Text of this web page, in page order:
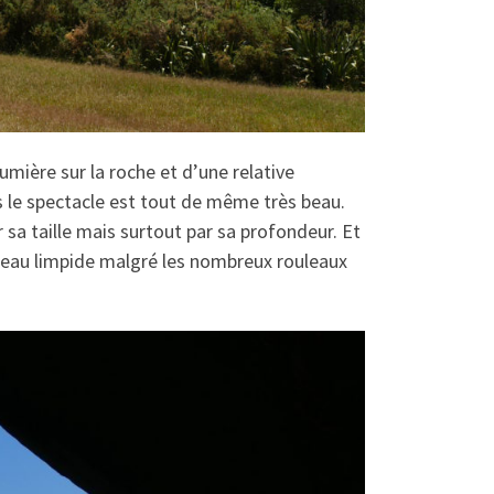
sur la roche et d’une relative
le spectacle est tout de même très beau.
sa taille mais surtout par sa profondeur. Et
limpide malgré les nombreux rouleaux